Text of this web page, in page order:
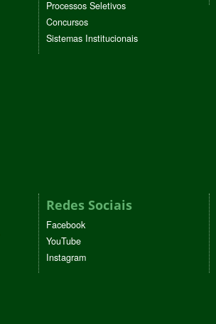
Processos Seletivos
Concursos
Sistemas Institucionais
Redes Sociais
Facebook
YouTube
Instagram